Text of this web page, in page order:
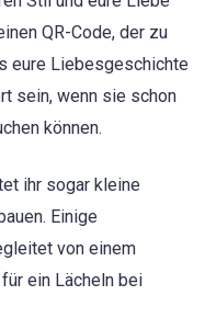
QR-Code, der zu
eure Liebesgeschichte
sein, wenn sie schon
können.
ihr sogar kleine
Einige
von einem
ein Lächeln bei